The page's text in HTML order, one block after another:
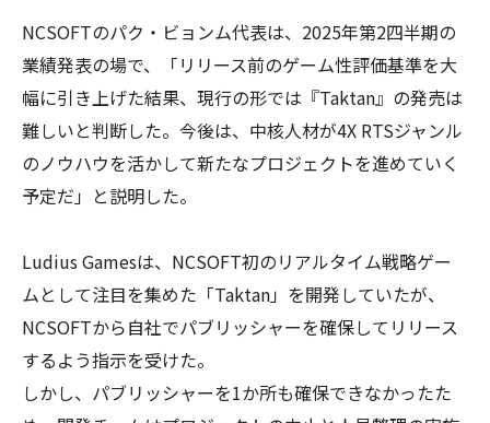
NCSOFTのパク・ビョンム代表は、2025年第2四半期の
業績発表の場で、「リリース前のゲーム性評価基準を大
幅に引き上げた結果、現行の形では『Taktan』の発売は
難しいと判断した。今後は、中核人材が4X RTSジャンル
のノウハウを活かして新たなプロジェクトを進めていく
予定だ」と説明した。
Ludius Gamesは、NCSOFT初のリアルタイム戦略ゲー
ムとして注目を集めた「Taktan」を開発していたが、
NCSOFTから自社でパブリッシャーを確保してリリース
するよう指示を受けた。
しかし、パブリッシャーを1か所も確保できなかったた